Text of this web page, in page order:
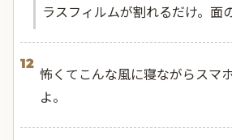
ラスフィルムが割れるだけ。面
12
怖くてこんな風に寝ながらスマ
よ。